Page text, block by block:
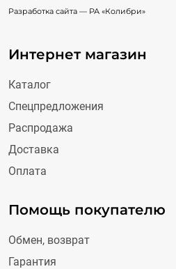
Разработка сайта — РА «Колибри»
Интернет магазин
Каталог
Спецпредложения
Распродажа
Доставка
Оплата
Помощь покупателю
Обмен, возврат
Гарантия